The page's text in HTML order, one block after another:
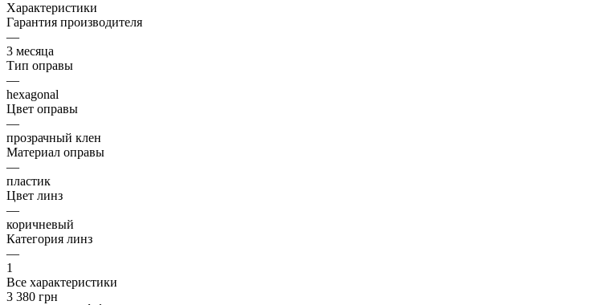
Характеристики
Гарантия производителя
—
3 месяца
Тип оправы
—
hexagonal
Цвет оправы
—
прозрачный клен
Материал оправы
—
пластик
Цвет линз
—
коричневый
Категория линз
—
1
Все характеристики
3 380 грн